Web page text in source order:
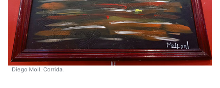
Diego Moll. Corrida.